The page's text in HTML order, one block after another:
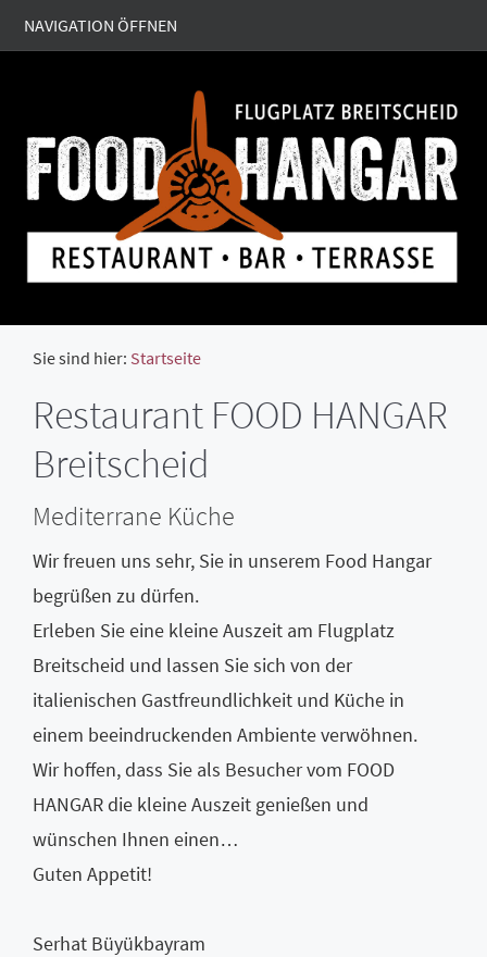
NAVIGATION ÖFFNEN
Sie sind hier: Startseite
Restaurant FOOD HANGAR
Breitscheid
Mediterrane Küche
Wir freuen uns sehr, Sie in unserem Food Hangar
begrüßen zu dürfen.
Erleben Sie eine kleine Auszeit am Flugplatz
Breitscheid und lassen Sie sich von der
italienischen Gastfreundlichkeit und Küche in
einem beeindruckenden Ambiente verwöhnen.
Wir hoffen, dass Sie als Besucher vom FOOD
HANGAR die kleine Auszeit genießen und
wünschen Ihnen einen…
Guten Appetit!
Serhat Büyükbayram